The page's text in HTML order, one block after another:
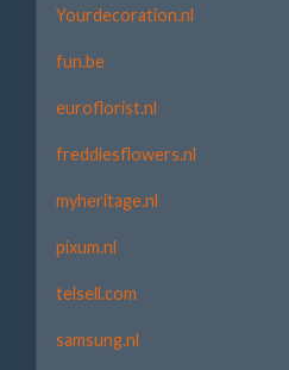
Yourdecoration.nl
fun.be
euroflorist.nl
freddiesflowers.nl
myheritage.nl
pixum.nl
telsell.com
samsung.nl